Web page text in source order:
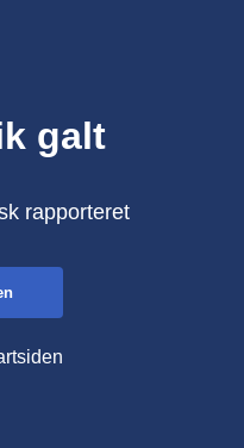
galt
rapporteret